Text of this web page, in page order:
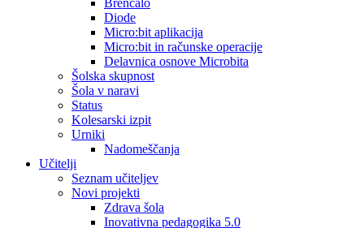
Brenčalo
Diode
Micro:bit aplikacija
Micro:bit in računske operacije
Delavnica osnove Microbita
Šolska skupnost
Šola v naravi
Status
Kolesarski izpit
Urniki
Nadomeščanja
Učitelji
Seznam učiteljev
Novi projekti
Zdrava šola
Inovativna pedagogika 5.0